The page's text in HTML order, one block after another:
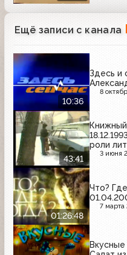
Ещё записи с канала
10:36
Здесь и
8
43:41
роли
3 июня
01:26:48
Что?
7 марта